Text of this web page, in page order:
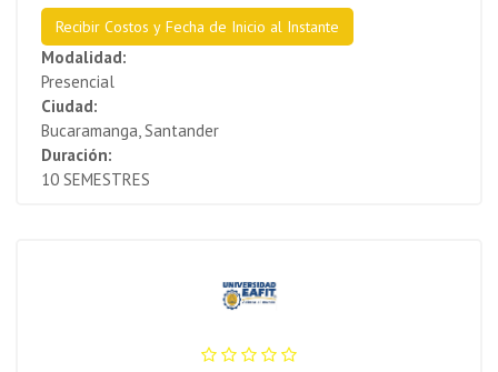
Recibir Costos y Fecha de Inicio al Instante
Modalidad:
Presencial
Ciudad:
Bucaramanga, Santander
Duración:
10 SEMESTRES